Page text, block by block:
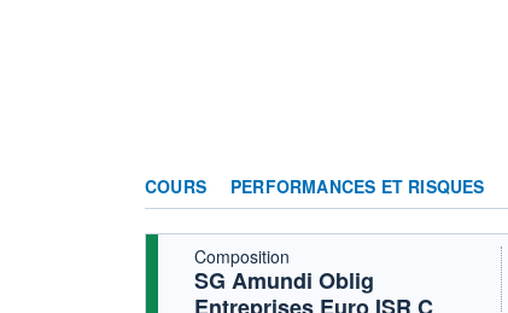
COURS PERFORMANCES ET RISQUES
Composition
SG Amundi Oblig